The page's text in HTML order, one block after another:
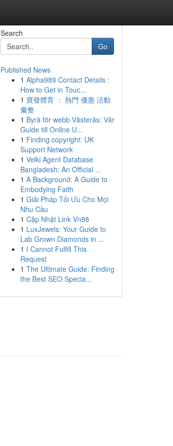
Search
Go
Published News
1 Alpha989 Contact Details :
How to Get in Touc...
1 寶發體育 ： 熱門 優惠 活動
彙整
1 Byrå för webb Västerås: Vår
Guide till Online U...
1 Finding copyright: UK
Support Network
1 Velki Agent Database
Bangladesh: An Official ...
1 A Background: A Guide to
Embodying Faith
1 Giải Pháp Tối Ưu Cho Mọi
Nhu Cầu
1 Cập Nhật Link Vn88
1 LuxJewels: Your Guide to
Lab Grown Diamonds in ...
1 I Cannot Fulfill This
Request
1 The Ultimate Guide: Finding
the Best SEO Specia...